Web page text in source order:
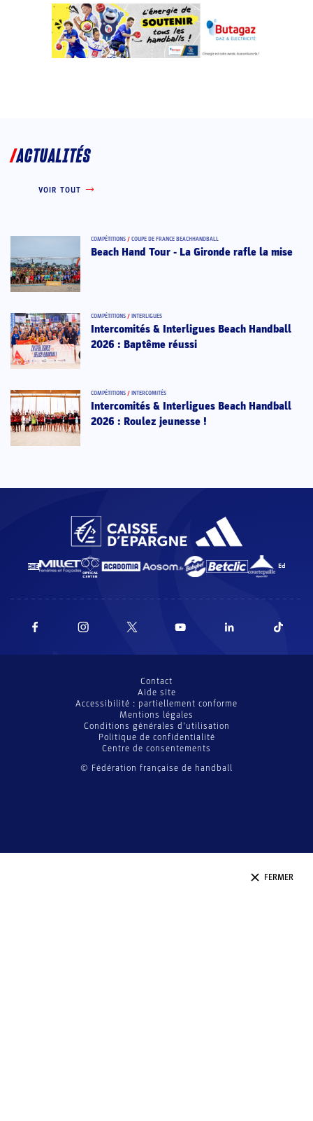
FERMER
ACTUALITÉS
VOIR TOUT
COMPÉTITIONS / COUPE DE FRANCE BEACHHANDBALL
Beach Hand Tour - La Gironde rafle la mise
COMPÉTITIONS / INTERLIGUES
Intercomités & Interligues Beach Handball
2026 : Baptême réussi
COMPÉTITIONS / INTERCOMITÉS
Intercomités & Interligues Beach Handball
2026 : Roulez jeunesse !
© Fédération française de handball
Contact
Aide site
Accessibilité : partiellement conforme
Mentions légales
Conditions générales d’utilisation
Politique de confidentialité
Centre de consentements